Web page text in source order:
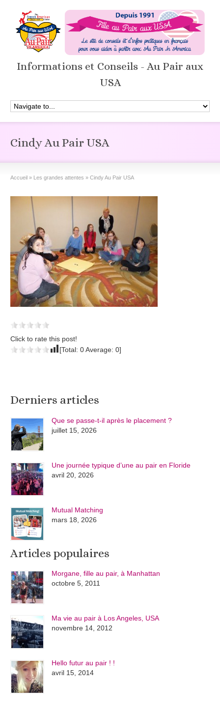
Informations et Conseils - Au Pair aux
USA
Cindy Au Pair USA
Accueil » Les grandes attentes » Cindy Au Pair USA
Click to rate this post!
[Total:0Average:0]
Derniers articles
Que se passe-t-il après le placement ?
juillet 15, 2026
Une journée typique d’une au pair en Floride
avril 20, 2026
Mutual Matching
mars 18, 2026
Articles populaires
Morgane, fille au pair, à Manhattan
octobre 5, 2011
Ma vie au pair à Los Angeles, USA
novembre 14, 2012
Hello futur au pair ! !
avril 15, 2014